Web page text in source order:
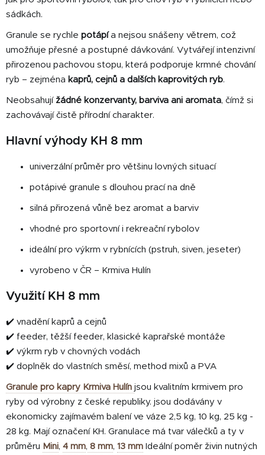
i
s
u
sádkách.
Granule se rychle potápía nejsou snášeny větrem, což
umožňuje přesné a postupné dávkování. Vytvářejí intenzivní
přirozenou pachovou stopu, která podporuje krmné chování
ryb – zejména kaprů, cejnů a dalších kaprovitých ryb.
Neobsahují žádné konzervanty, barviva ani aromata, čímž si
zachovávají čistě přírodní charakter.
Hlavní výhody KH 8 mm
univerzální průměr pro většinu lovných situací
potápivé granule s dlouhou prací na dně
silná přirozená vůně bez aromat a barviv
vhodné pro sportovní i rekreační rybolov
ideální pro výkrm v rybnících (pstruh, siven, jeseter)
vyrobeno v ČR – Krmiva Hulín
Využití KH 8 mm
✔️ vnadění kaprů a cejnů
✔️ feeder, těžší feeder, klasické kaprařské montáže
✔️ výkrm ryb v chovných vodách
✔️ doplněk do vlastních směsí, method mixů a PVA
Granule pro kapry Krmiva Hulín jsou kvalitním krmivem pro
ryby od výrobny z české republiky. jsou dodávány v
ekonomicky zajímavém balení ve váze 2,5 kg, 10 kg, 25 kg -
28 kg. Mají označení KH. Granulace má tvar válečků a ty v
průměru Mini, 4 mm, 8 mm, 13 mm Ideální poměr živin nutných